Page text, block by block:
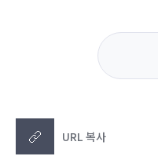
URL 복사